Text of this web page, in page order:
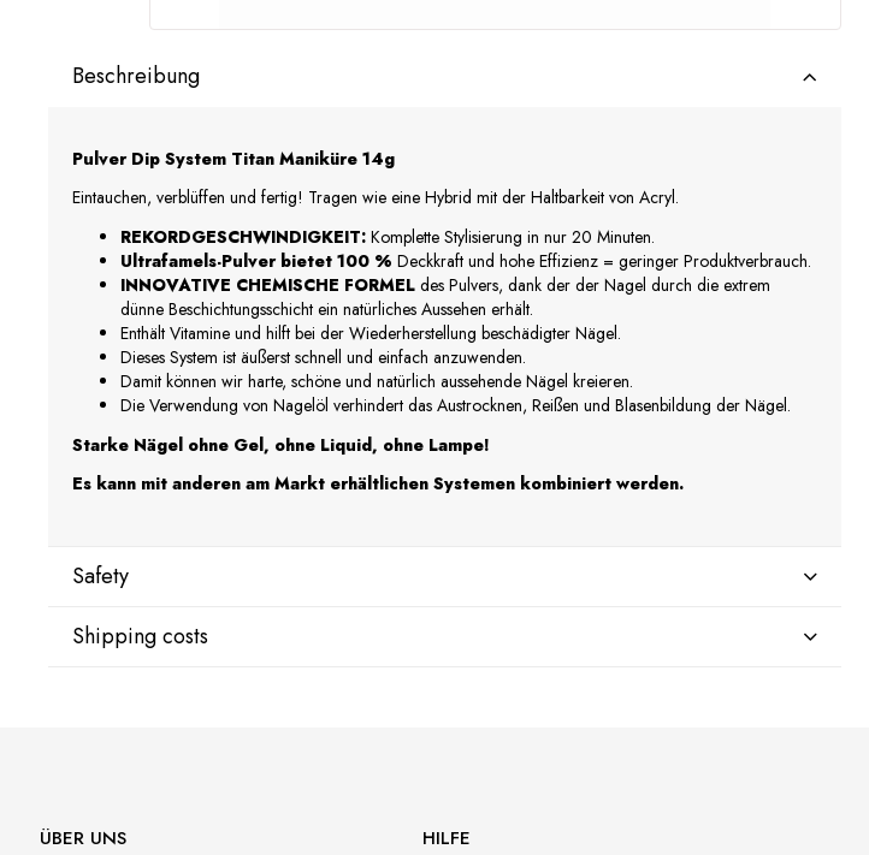
Beschreibung
Pulver Dip System Titan Maniküre 14g
Eintauchen, verblüffen und fertig! Tragen wie eine Hybrid mit der Haltbarkeit von Acryl.
REKORDGESCHWINDIGKEIT: Komplette Stylisierung in nur 20 Minuten.
Ultrafamels-Pulver bietet 100 % Deckkraft und hohe Effizienz = geringer Produktverbrauch.
INNOVATIVE CHEMISCHE FORMEL des Pulvers, dank der der Nagel durch die extrem
dünne Beschichtungsschicht ein natürliches Aussehen erhält.
Enthält Vitamine und hilft bei der Wiederherstellung beschädigter Nägel.
Dieses System ist äußerst schnell und einfach anzuwenden.
Damit können wir harte, schöne und natürlich aussehende Nägel kreieren.
Die Verwendung von Nagelöl verhindert das Austrocknen, Reißen und Blasenbildung der Nägel.
Starke Nägel ohne Gel, ohne Liquid, ohne Lampe!
Es kann mit anderen am Markt erhältlichen Systemen kombiniert werden.
Safety
Manufacturer
Shipping costs
ÜBER UNS HILFE